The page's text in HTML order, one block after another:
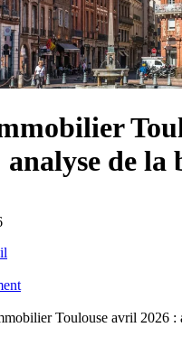
analyse de la
Toulouse avril 2026 :